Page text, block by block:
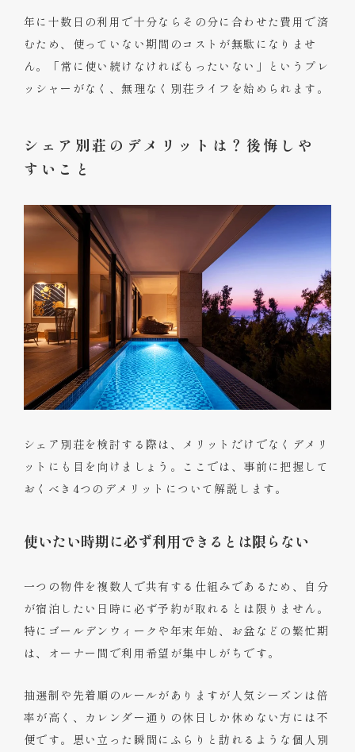
年に十数日の利用で十分ならその分に合わせた費用で済
むため、使っていない期間のコストが無駄になりませ
ん。「常に使い続けなければもったいない」というプレ
ッシャーがなく、無理なく別荘ライフを始められます。
シェア別荘のデメリットは？後悔しや
すいこと
シェア別荘を検討する際は、メリットだけでなくデメリ
ットにも目を向けましょう。ここでは、事前に把握して
おくべき4つのデメリットについて解説します。
使いたい時期に必ず利用できるとは限らない
一つの物件を複数人で共有する仕組みであるため、自分
が宿泊したい日時に必ず予約が取れるとは限りません。
特にゴールデンウィークや年末年始、お盆などの繁忙期
は、オーナー間で利用希望が集中しがちです。
抽選制や先着順のルールがありますが人気シーズンは倍
率が高く、カレンダー通りの休日しか休めない方には不
便です。思い立った瞬間にふらりと訪れるような個人別